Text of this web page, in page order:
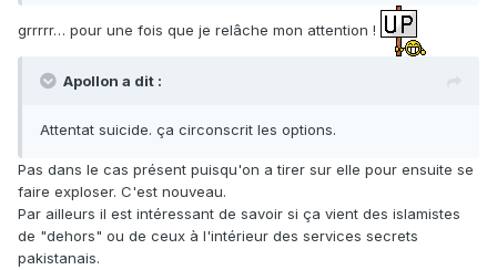
grrrrr… pour une fois que je relâche mon attention !
Apollon a dit :
Attentat suicide. ça circonscrit les options.
Pas dans le cas présent puisqu'on a tirer sur elle pour ensuite se
faire exploser. C'est nouveau.
Par ailleurs il est intéressant de savoir si ça vient des islamistes
de "dehors" ou de ceux à l'intérieur des services secrets
pakistanais.